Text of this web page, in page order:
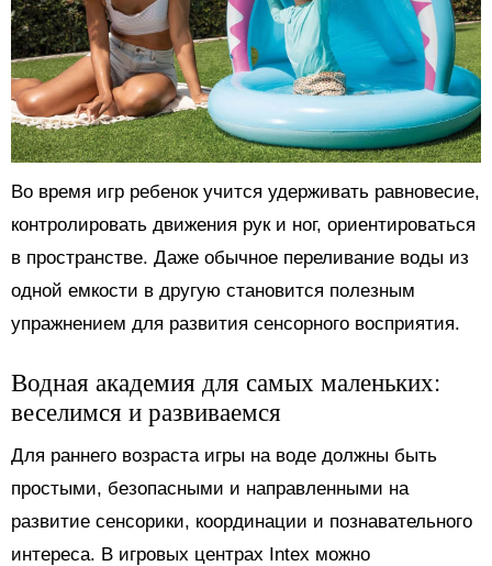
Во время игр ребенок учится удерживать равновесие,
контролировать движения рук и ног, ориентироваться
в пространстве. Даже обычное переливание воды из
одной емкости в другую становится полезным
упражнением для развития сенсорного восприятия.
Водная академия для самых маленьких:
веселимся и развиваемся
Для раннего возраста игры на воде должны быть
простыми, безопасными и направленными на
развитие сенсорики, координации и познавательного
интереса. В игровых центрах Intex можно